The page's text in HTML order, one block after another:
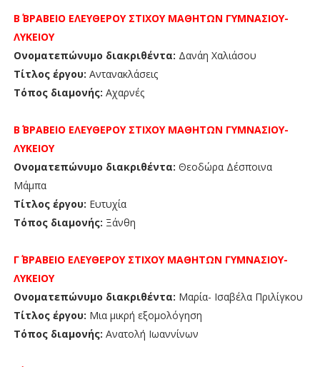
Β΄ ΒΡΑΒΕΙΟ ΕΛΕΥΘΕΡΟΥ ΣΤΙΧΟΥ ΜΑΘΗΤΩΝ ΓΥΜΝΑΣΙΟΥ-
ΛΥΚΕΙΟΥ
Ονοματεπώνυμο διακριθέντα: Δανάη Χαλιάσου
Τίτλος έργου: Αντανακλάσεις
Τόπος διαμονής: Αχαρνές
Β΄ ΒΡΑΒΕΙΟ ΕΛΕΥΘΕΡΟΥ ΣΤΙΧΟΥ ΜΑΘΗΤΩΝ ΓΥΜΝΑΣΙΟΥ-
ΛΥΚΕΙΟΥ
Ονοματεπώνυμο διακριθέντα: Θεοδώρα Δέσποινα
Μάμπα
Τίτλος έργου: Ευτυχία
Τόπος διαμονής: Ξάνθη
Γ΄ ΒΡΑΒΕΙΟ ΕΛΕΥΘΕΡΟΥ ΣΤΙΧΟΥ ΜΑΘΗΤΩΝ ΓΥΜΝΑΣΙΟΥ-
ΛΥΚΕΙΟΥ
Ονοματεπώνυμο διακριθέντα: Μαρία- Ισαβέλα Πριλίγκου
Τίτλος έργου: Μια μικρή εξομολόγηση
Τόπος διαμονής: Ανατολή Ιωαννίνων